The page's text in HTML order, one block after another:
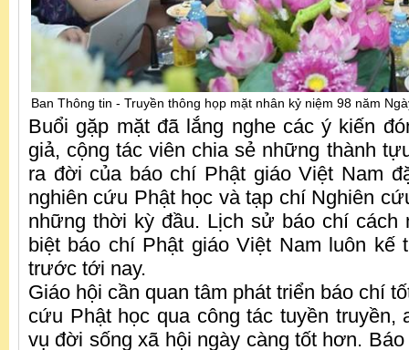
Ban Thông tin - Truyền thông họp mặt nhân kỷ niệm 98 năm
Buổi gặp mặt đã lắng nghe các ý kiến
giả, cộng tác viên chia sẻ những thành
ra đời của báo chí Phật giáo Việt Nam
nghiên cứu Phật học và tạp chí Nghiên
những thời kỳ đầu. Lịch sử báo chí cách
biệt báo chí Phật giáo Việt Nam luôn kế
trước tới nay.
Giáo hội cần quan tâm phát triển báo chí
cứu Phật học qua công tác tuyền truyền,
vụ đời sống xã hội ngày càng tốt hơn.